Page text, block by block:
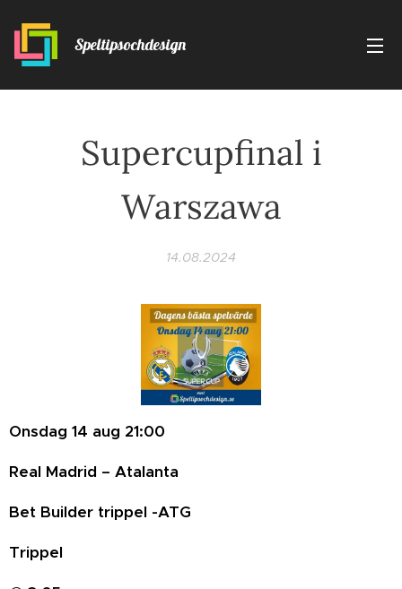
Speltipsochdesign
Supercupfinal i
Warszawa
14.08.2024
Onsdag 14 aug 21:00
Real Madrid – Atalanta
Bet Builder trippel -ATG
Trippel